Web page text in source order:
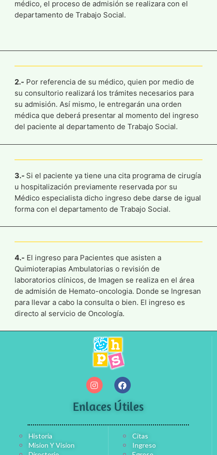
médico, el proceso de admisión se realizara con el
departamento de Trabajo Social.
2.- Por referencia de su médico, quien por medio de
su consultorio realizará los trámites necesarios para
su admisión. Así mismo, le entregarán una orden
médica que deberá presentar al momento del ingreso
del paciente al departamento de Trabajo Social.
3.- Si el paciente ya tiene una cita programa de cirugía
u hospitalización previamente reservada por su
Médico especialista dicho ingreso debe darse de igual
forma con el departamento de Trabajo Social.
4.- El ingreso para Pacientes que asisten a
Quimioterapias Ambulatorias o revisión de
laboratorios clínicos, de Imagen se realiza en el área
de admisión de Hemato-oncologia. Donde se Ingresan
para llevar a cabo la consulta o bien. El ingreso es
directo al servicio de Oncología.
Enlaces Útiles
Historia
Mision Y Vision
Citas
Ingreso